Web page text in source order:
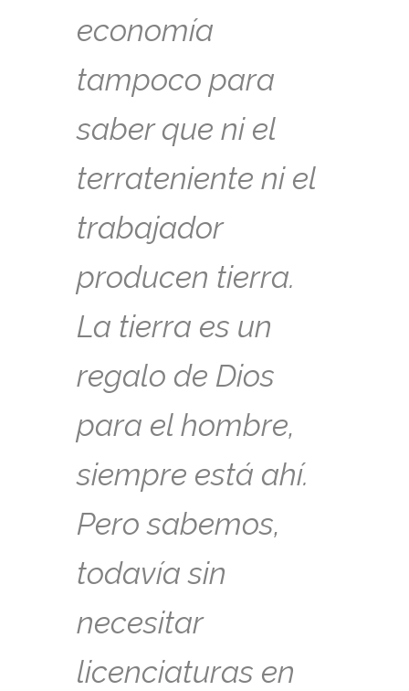
economía
tampoco para
saber que ni el
terrateniente ni el
trabajador
producen tierra.
La tierra es un
regalo de Dios
para el hombre,
siempre está ahí.
Pero sabemos,
todavía sin
necesitar
licenciaturas en